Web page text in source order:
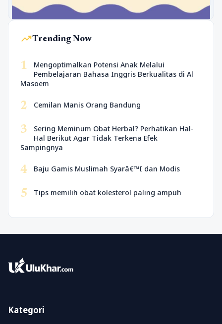
trending_upTrending Now
1
Mengoptimalkan Potensi Anak Melalui
Pembelajaran Bahasa Inggris Berkualitas di Al
Masoem
2 Cemilan Manis Orang Bandung
3
Sering Meminum Obat Herbal? Perhatikan Hal-
Hal Berikut Agar Tidak Terkena Efek
Sampingnya
4 Baju Gamis Muslimah Syarâ€™I dan Modis
5 Tips memilih obat kolesterol paling ampuh
Kategori